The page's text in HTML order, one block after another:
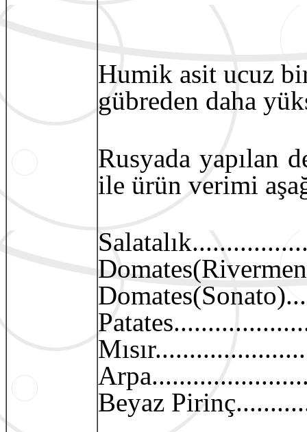
Humik asit ucuz
gübreden daha
Rusyada yapılan
ile ürün verimi
Beyaz